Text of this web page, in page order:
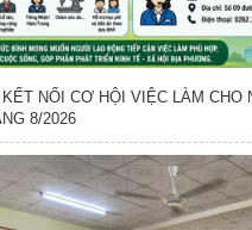
NỐI CƠ HỘI VIỆC LÀM CHO
8/2026